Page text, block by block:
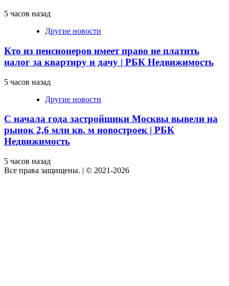
5 часов назад
Другие новости
Кто из пенсионеров имеет право не платить
налог за квартиру и дачу | РБК Недвижимость
5 часов назад
Другие новости
С начала года застройщики Москвы вывели на
рынок 2,6 млн кв. м новостроек | РБК
Недвижимость
5 часов назад
Все права защищены. | © 2021-2026